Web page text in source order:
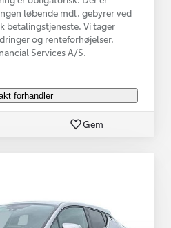
løbende mdl. gebyrer ved
betalingstjeneste. Vi tager
og renteforhøjelser.
Services A/S.
forhandler
Gem